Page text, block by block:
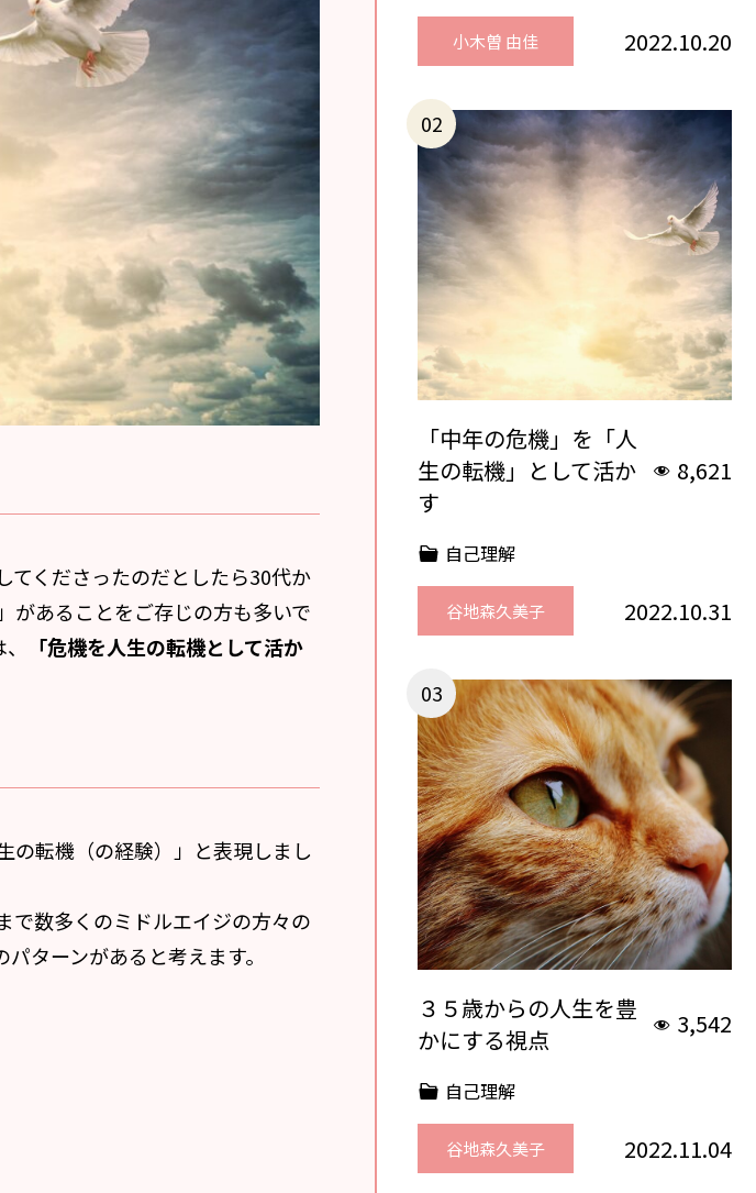
てくださったのだとしたら30代か
があることをご存じの方も多いで
「危機を人生の転機として活か
の転機（の経験）」と表現しまし
で数多くのミドルエイジの方々の
ターンがあると考えます。
小木曽 由佳 2022.10.20
「中年の危機」を「人
生の転機」として活か
す
8,621
自己理解
谷地森久美子 2022.10.31
３５歳からの人生を豊
かにする視点
3,542
自己理解
谷地森久美子 2022.11.04